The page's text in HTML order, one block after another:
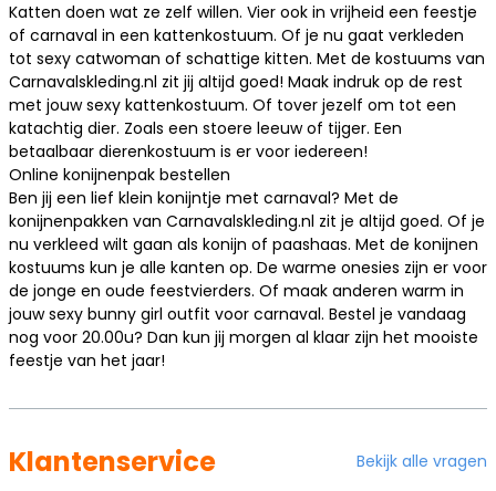
Katten doen wat ze zelf willen. Vier ook in vrijheid een feestje
of carnaval in een kattenkostuum. Of je nu gaat verkleden
tot sexy catwoman of schattige kitten. Met de kostuums van
Carnavalskleding.nl zit jij altijd goed! Maak indruk op de rest
met jouw sexy kattenkostuum. Of tover jezelf om tot een
katachtig dier. Zoals een stoere leeuw of tijger. Een
betaalbaar dierenkostuum is er voor iedereen!
Online konijnenpak bestellen
Ben jij een lief klein konijntje met carnaval? Met de
konijnenpakken van Carnavalskleding.nl zit je altijd goed. Of je
nu verkleed wilt gaan als konijn of paashaas. Met de konijnen
kostuums kun je alle kanten op. De warme onesies zijn er voor
de jonge en oude feestvierders. Of maak anderen warm in
jouw sexy bunny girl outfit voor carnaval. Bestel je vandaag
nog voor 20.00u? Dan kun jij morgen al klaar zijn het mooiste
feestje van het jaar!
Klantenservice Bekijk alle vragen